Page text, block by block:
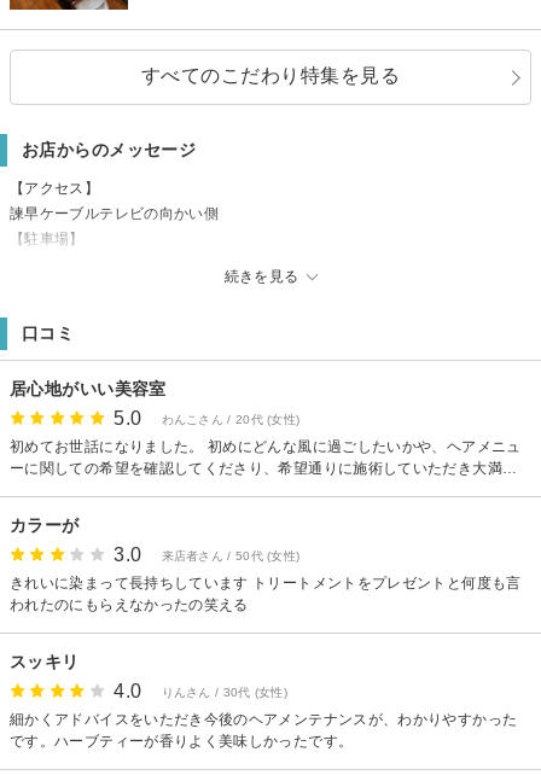
すべてのこだわり特集を見る
お店からのメッセージ
続きを見る
【アクセス】
諫早ケーブルテレビの向かい側
【駐車場】
際、出やすいと思います）
口コミ
居心地がいい美容室
5.0 わんこさん / 20代 (女性)
初めてお世話になりました。 初めにどんな風に過ごしたいかや、ヘアメニュ
ーに関しての希望を確認してくださり、希望通りに施術していただき大満足
なので必要ないとは思いますが言っていただけることに安心しました。 シャ
ンプーもとても気持ちよかったです！ 通いたいと思える美容室でした！ あり
がとうございました！！
カラーが
3.0 来店者さん / 50代 (女性)
きれいに染まって長持ちしています トリートメントをプレゼントと何度も言
われたのにもらえなかったの笑える
スッキリ
4.0 りんさん / 30代 (女性)
細かくアドバイスをいただき今後のヘアメンテナンスが、わかりやすかった
です。ハーブティーが香りよく美味しかったです。